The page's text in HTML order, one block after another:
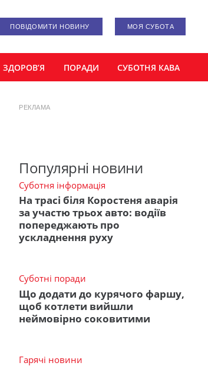
ПОВІДОМИТИ НОВИНУ МОЯ СУБОТА
ЗДОРОВ’Я ПОРАДИ СУБОТНЯ КАВА
РЕКЛАМА
Популярні новини
Суботня інформація
На трасі біля Коростеня аварія
за участю трьох авто: водіїв
попереджають про
ускладнення руху
Суботні поради
Що додати до курячого фаршу,
щоб котлети вийшли
неймовірно соковитими
Гарячі новини